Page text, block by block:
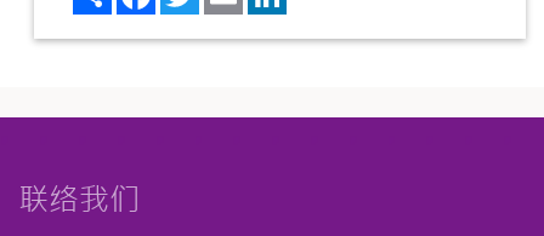
联络我们